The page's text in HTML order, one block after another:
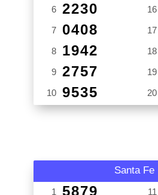
6 2230
7 0408
8 1942
9 2757
10 9535
16
17
18
19
20
Santa Fe
1 5879 11